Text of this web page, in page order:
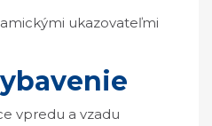
ukazovateľmi
vpredu a vzadu